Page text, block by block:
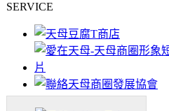
SERVICE